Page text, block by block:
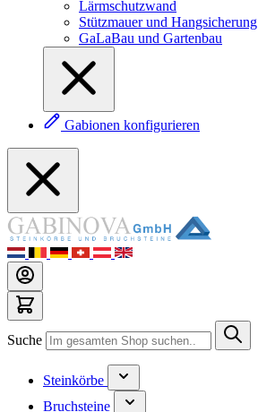
Lärmschutzwand
Stützmauer und Hangsicherung
GaLaBau und Gartenbau
Gabionen konfigurieren
Suche
Steinkörbe
Bruchsteine